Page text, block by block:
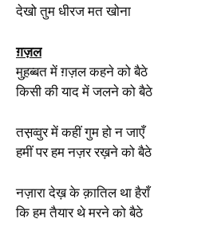
देखो तुम धीरज मत खोना
ग़ज़ल
मुह़ब्बत में ग़ज़ल कहने को बैठे
किसी की याद में जलने को बैठे
तस़व्वुर में कहीं गुम हो न जाएँ
हमीं पर हम नज़र रख़ने को बैठे
नज़ारा देख़ के क़ातिल था हैराँ
कि हम तैयार थे मरने को बैठे